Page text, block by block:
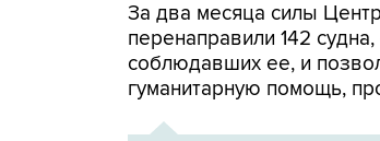
За два месяца силы
перенаправили 142
соблюдавших ее, и
гуманитарную помощь,